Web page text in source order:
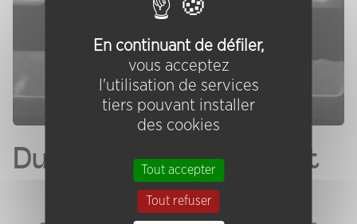
Duboc - Agnel - Pruvost
En continuant de défiler,
vous acceptez
l'utilisation de services
tiers pouvant installer
des cookies
Tout accepter
Tout refuser